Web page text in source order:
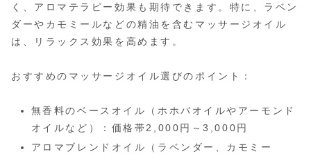
く、アロマテラピー効果も期待できます。特に、ラベン
ダーやカモミールなどの精油を含むマッサージオイル
は、リラックス効果を高めます。
おすすめのマッサージオイル選びのポイント：
無香料のベースオイル（ホホバオイルやアーモンド
オイルなど）：価格帯2,000円～3,000円
アロマブレンドオイル（ラベンダー、カモミー